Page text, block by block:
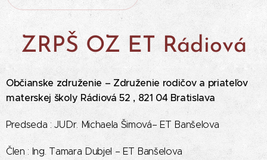
ZRPŠ OZ ET Rádiová
Občianske združenie – Združenie rodičov a priateľov
materskej školy Rádiová 52 , 821 04 Bratislava
Predseda : JUDr. Michaela Šimová– ET Banšelova
Člen : Ing. Tamara Dubjel – ET Banšelova